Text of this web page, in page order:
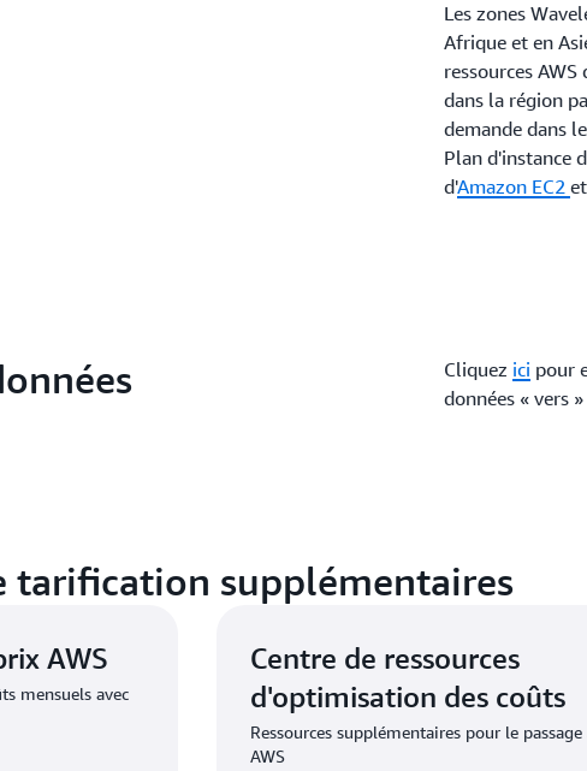
Les zones
Afrique et en
ressources
dans la région
demande dans
Plan d'instance
d'Amazon EC2
Cliquez ici pour
données « vers
tarification supplémentaires
AWS
mensuels avec
Centre de ressources
d'optimisation des coûts
Ressources supplémentaires pour le passage
AWS